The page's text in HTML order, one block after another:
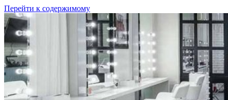
Перейти к содержимому